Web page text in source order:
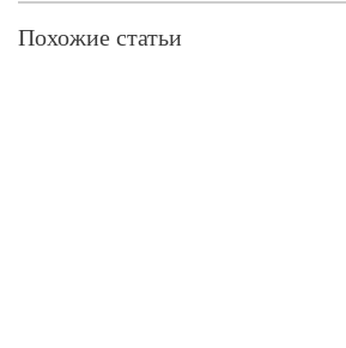
Похожие статьи